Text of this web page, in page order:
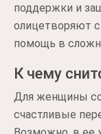
поддержки и
олицетворяют
помощь в
К чему
Для женщины
счастливые